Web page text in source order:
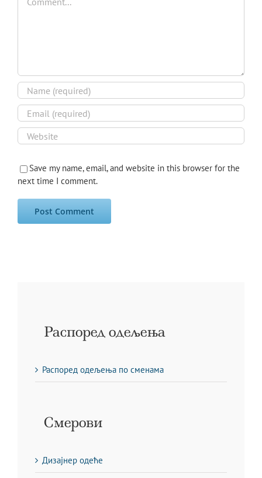
Save my name, email, and website in this browser for the
next time I comment.
Распоред одељења
Распоред одељења по сменама
Смерови
Дизајнер одеће